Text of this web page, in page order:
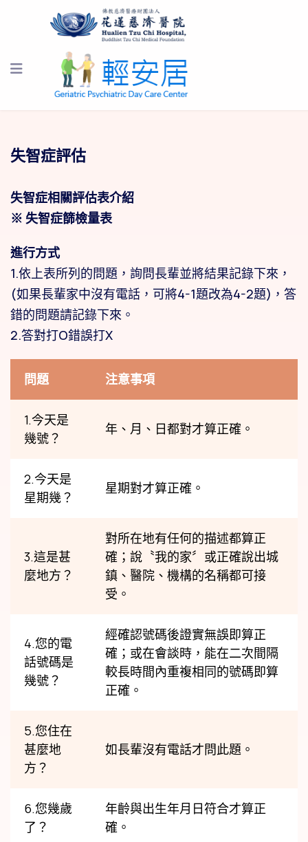
失智症評估
失智症相關評估表介紹
※ 失智症篩檢量表
進行方式
1.依上表所列的問題，詢問長輩並將結果記錄下來，
(如果長輩家中沒有電話，可將4-1題改為4-2題)，答
錯的問題請記錄下來。
2.答對打O錯誤打X
問題 注意事項
1.今天是
幾號？
年、月、日都對才算正確。
2.今天是
星期幾？
星期對才算正確。
3.這是甚
麼地方？
對所在地有任何的描述都算正
確；說〝我的家〞或正確說出城
鎮、醫院、機構的名稱都可接
受。
4.您的電
話號碼是
幾號？
經確認號碼後證實無誤即算正
確；或在會談時，能在二次間隔
較長時間內重複相同的號碼即算
正確。
5.您住在
甚麼地
方？
如長輩沒有電話才問此題。
6.您幾歲
了？
年齡與出生年月日符合才算正
確。